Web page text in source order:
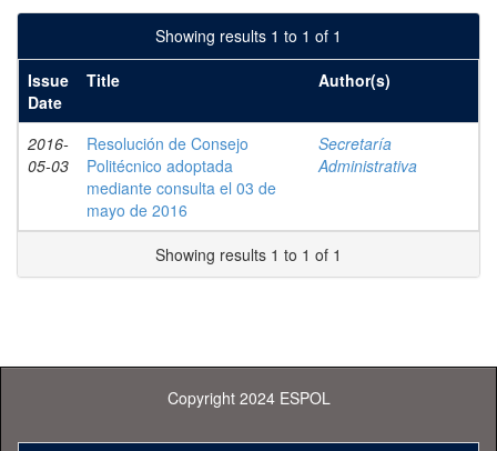
Showing results 1 to 1 of 1
Issue
Date
Title Author(s)
2016-
05-03
Resolución de Consejo
Politécnico adoptada
mediante consulta el 03 de
mayo de 2016
Secretaría
Administrativa
Showing results 1 to 1 of 1
Copyright 2024 ESPOL